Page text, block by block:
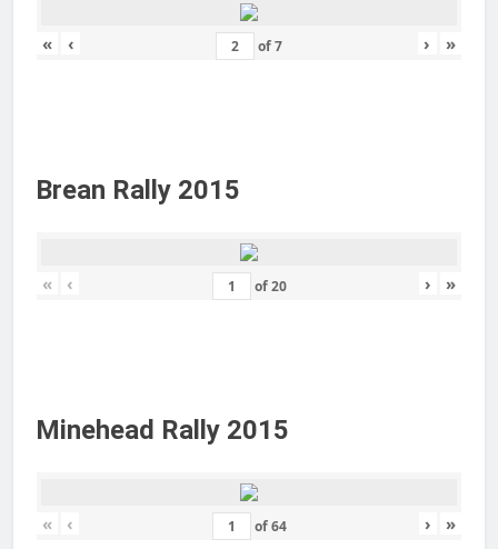
« ‹ of7 › »
Brean Rally 2015
« ‹ of20 › »
Minehead Rally 2015
« ‹ of64 › »